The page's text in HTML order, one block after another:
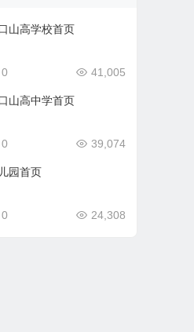
山高学校首页
41,005
0
山高中学首页
39,074
0
园首页
24,308
0